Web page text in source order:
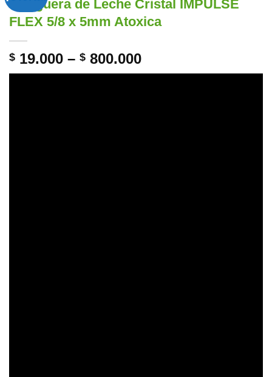
Añadir
Manguera de Leche Cristal IMPULSE
FLEX 5/8 x 5mm Atoxica
$ 19.000 – $ 800.000